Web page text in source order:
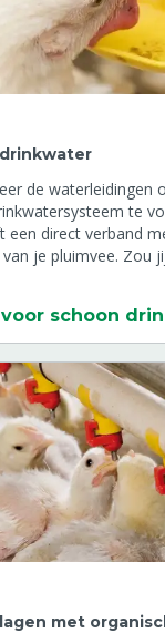
de waterleidingen
te
een direct verband
je pluimvee. Zou
schoon
met